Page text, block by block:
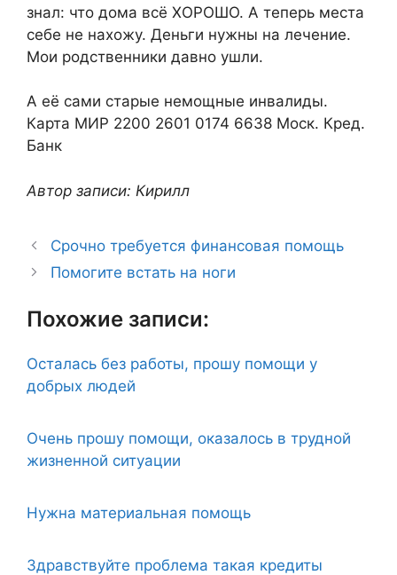
знал: что дома всё ХОРОШО. А теперь места
себе не нахожу. Деньги нужны на лечение.
Мои родственники давно ушли.
А её сами старые немощные инвалиды.
Карта МИР 2200 2601 0174 6638 Моск. Кред.
Банк
Автор записи: Кирилл
Срочно требуется финансовая помощь
Помогите встать на ноги
Похожие записи:
Осталась без работы, прошу помощи у
добрых людей
Очень прошу помощи, оказалось в трудной
жизненной ситуации
Нужна материальная помощь
Здравствуйте проблема такая кредиты